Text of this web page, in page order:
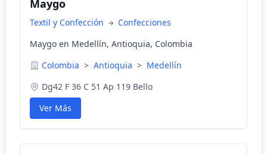
Maygo
Textil y Confección
Confecciones
Maygo en Medellín, Antioquia, Colombia
Colombia > Antioquia > Medellín
Dg42 F 36 C 51 Ap 119 Bello
Ver Más